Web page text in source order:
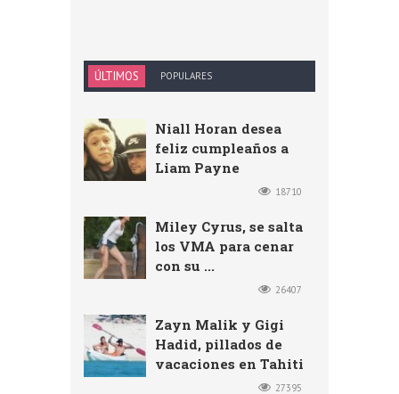
ÚLTIMOS POPULARES
Niall Horan desea
feliz cumpleaños a
Liam Payne
18710
Miley Cyrus, se salta
los VMA para cenar
con su ...
26407
Zayn Malik y Gigi
Hadid, pillados de
vacaciones en Tahiti
27395